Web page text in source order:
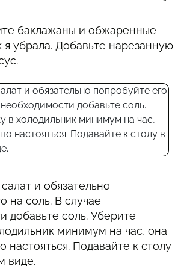
баклажаны и обжаренные
убрала. Добавьте нарезанную
и обязательно
на соль. В случае
добавьте соль. Уберите
минимум на час, она
настояться. Подавайте к столу
виде.